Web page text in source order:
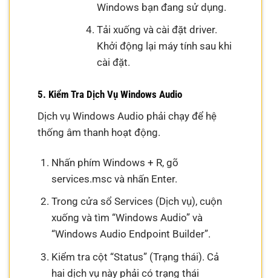
Windows bạn đang sử dụng.
Tải xuống và cài đặt driver.
Khởi động lại máy tính sau khi
cài đặt.
5. Kiểm Tra Dịch Vụ Windows Audio
Dịch vụ Windows Audio phải chạy để hệ
thống âm thanh hoạt động.
Nhấn phím Windows + R, gõ
services.msc và nhấn Enter.
Trong cửa sổ Services (Dịch vụ), cuộn
xuống và tìm “Windows Audio” và
“Windows Audio Endpoint Builder”.
Kiểm tra cột “Status” (Trạng thái). Cả
hai dịch vụ này phải có trạng thái